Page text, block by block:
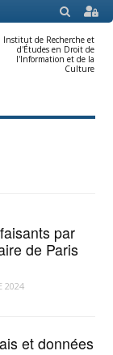
SEARCH
Institut de Recherche et
d'Études en Droit de
l'Information et de la
Culture
par
de Paris
2024
et données